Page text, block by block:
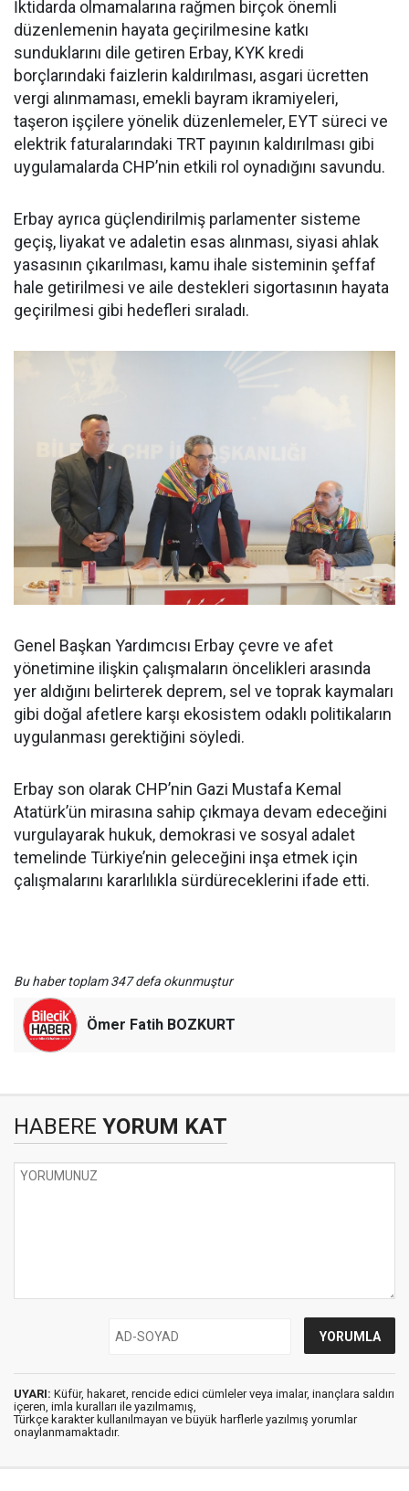
İktidarda olmamalarına rağmen birçok önemli
düzenlemenin hayata geçirilmesine katkı
sunduklarını dile getiren Erbay, KYK kredi
borçlarındaki faizlerin kaldırılması, asgari ücretten
vergi alınmaması, emekli bayram ikramiyeleri,
taşeron işçilere yönelik düzenlemeler, EYT süreci ve
elektrik faturalarındaki TRT payının kaldırılması gibi
uygulamalarda CHP’nin etkili rol oynadığını savundu.
Erbay ayrıca güçlendirilmiş parlamenter sisteme
geçiş, liyakat ve adaletin esas alınması, siyasi ahlak
yasasının çıkarılması, kamu ihale sisteminin şeffaf
hale getirilmesi ve aile destekleri sigortasının hayata
geçirilmesi gibi hedefleri sıraladı.
Genel Başkan Yardımcısı Erbay çevre ve afet
yönetimine ilişkin çalışmaların öncelikleri arasında
yer aldığını belirterek deprem, sel ve toprak kaymaları
gibi doğal afetlere karşı ekosistem odaklı politikaların
uygulanması gerektiğini söyledi.
Erbay son olarak CHP’nin Gazi Mustafa Kemal
Atatürk’ün mirasına sahip çıkmaya devam edeceğini
vurgulayarak hukuk, demokrasi ve sosyal adalet
temelinde Türkiye’nin geleceğini inşa etmek için
çalışmalarını kararlılıkla sürdüreceklerini ifade etti.
Bu haber toplam 347 defa okunmuştur
Ömer Fatih BOZKURT
HABERE YORUM KAT
UYARI: Küfür, hakaret, rencide edici cümleler veya imalar, inançlara saldırı
içeren, imla kuralları ile yazılmamış,
Türkçe karakter kullanılmayan ve büyük harflerle yazılmış yorumlar
onaylanmamaktadır.